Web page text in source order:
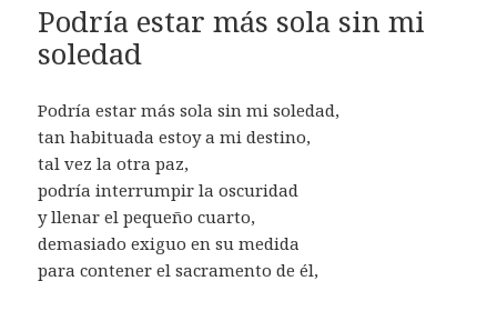
Podría estar más sola sin mi
soledad
Podría estar más sola sin mi soledad,
tan habituada estoy a mi destino,
tal vez la otra paz,
podría interrumpir la oscuridad
y llenar el pequeño cuarto,
demasiado exiguo en su medida
para contener el sacramento de él,